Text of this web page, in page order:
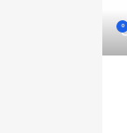
0